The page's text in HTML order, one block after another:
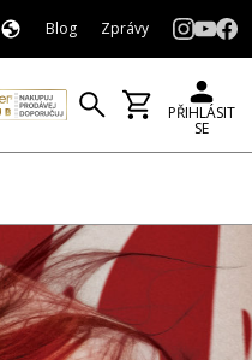
Blog Zprávy
PŘIHLÁSIT
SE